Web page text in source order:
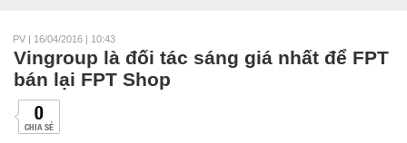
PV | 16/04/2016 | 10:43
Vingroup là đối tác sáng giá nhất để FPT
bán lại FPT Shop
0
CHIA SẺ